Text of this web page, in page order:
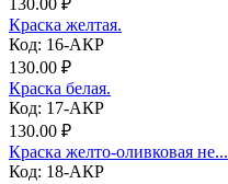
130.00 ₽
Краска желтая.
Код: 16-АКР
130.00 ₽
Краска белая.
Код: 17-АКР
130.00 ₽
Краска желто-оливковая не...
Код: 18-АКР